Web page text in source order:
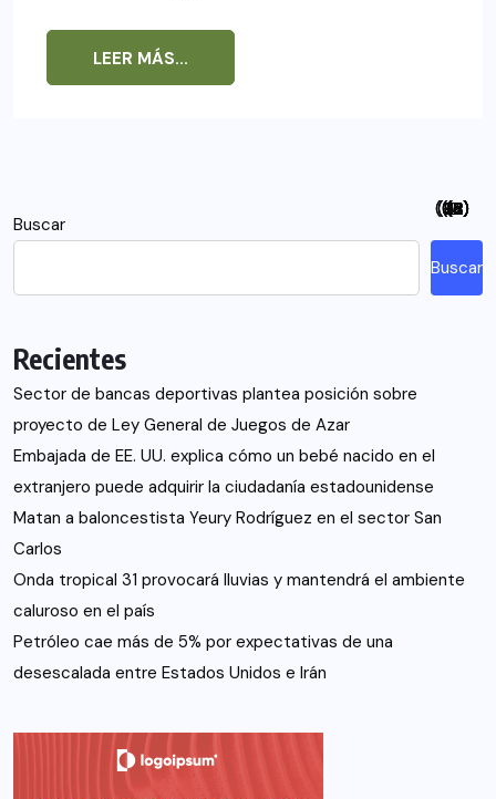
LEER MÁS...
Buscar
Buscar
Recientes
Sector de bancas deportivas plantea posición sobre
proyecto de Ley General de Juegos de Azar
Embajada de EE. UU. explica cómo un bebé nacido en el
extranjero puede adquirir la ciudadanía estadounidense
Matan a baloncestista Yeury Rodríguez en el sector San
Carlos
Onda tropical 31 provocará lluvias y mantendrá el ambiente
caluroso en el país
Petróleo cae más de 5% por expectativas de una
desescalada entre Estados Unidos e Irán
(5)
(26)
(21)
(12)
(7)
(94)
(48)
(115)
(26)
(18)
(2)
(6)